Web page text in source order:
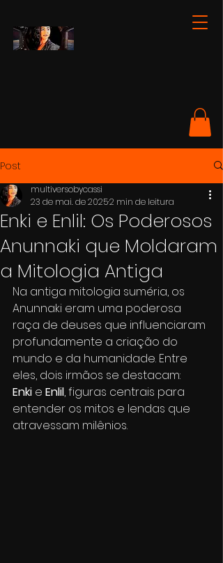
Post
Enki e Enlil: Os Poderosos
Anunnaki que Moldaram
a Mitologia Antiga
multiversobycassi
23 de mai. de 20252 min de leitura
Na antiga mitologia suméria, os
Anunnaki eram uma poderosa
raça de deuses que influenciaram
profundamente a criação do
mundo e da humanidade. Entre
eles, dois irmãos se destacam:
Enki e Enlil, figuras centrais para
entender os mitos e lendas que
atravessam milênios.